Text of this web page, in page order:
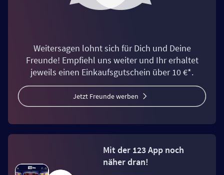
Weitersagen lohnt sich für Dich und Deine
Freunde! Empfiehl uns weiter und Ihr erhaltet
jeweils einen Einkaufsgutschein über 10 €*.
Jetzt Freunde werben
Mit der 123 App noch
näher dran!